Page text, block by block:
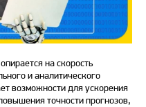
на скорость
и аналитического
возможности для ускорения
точности прогнозов,